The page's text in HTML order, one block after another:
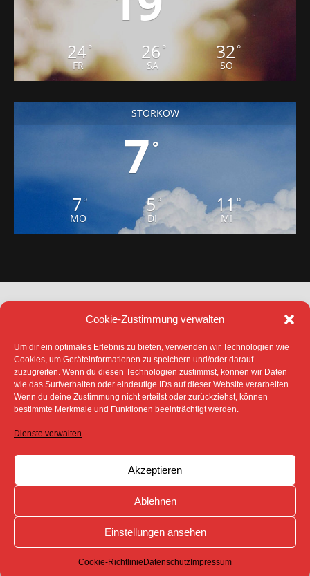
Cookie-Zustimmung verwalten
Um dir ein optimales Erlebnis zu bieten, verwenden wir Technologien wie
Cookies, um Geräteinformationen zu speichern und/oder darauf
zuzugreifen. Wenn du diesen Technologien zustimmst, können wir Daten
wie das Surfverhalten oder eindeutige IDs auf dieser Website verarbeiten.
Wenn du deine Zustimmung nicht erteilst oder zurückziehst, können
bestimmte Merkmale und Funktionen beeinträchtigt werden.
Dienste verwalten
Akzeptieren
Ablehnen
Einstellungen ansehen
Cookie-Richtlinie Datenschutz Impressum
24°
FR
26 °
SA
32 °
SO
STORKOW
7°
7 °
MO
5°
DI
11°
MI
DATENSCHUTZ
IMPRESSUM
COOKIE-RICHTLINIE (EU)
SÄMTLICHE TEXTE, BILDER UND ANDERE
SOFERN NICHT ANDERS GEKENNZEICHNET- DEM
COPYRIGHT DES SPREEBOTE ONLINE ODER WERDEN